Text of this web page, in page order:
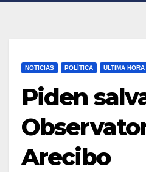
NOTICIAS POLÍTICA ULTIMA HORA
Piden
Arecibo